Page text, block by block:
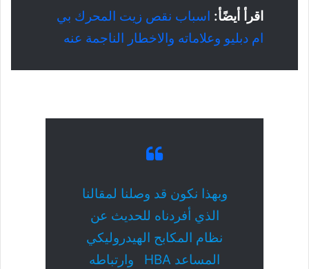
اقرأ أيضًأ: اسباب نقص زيت المحرك بي
ام دبليو وعلاماته والاخطار الناجمة عنه
وبهذا نكون قد وصلنا لمقالنا
الذي أفردناه للحديث عن
نظام المكابح الهيدروليكي
المساعد HBA وارتباطه